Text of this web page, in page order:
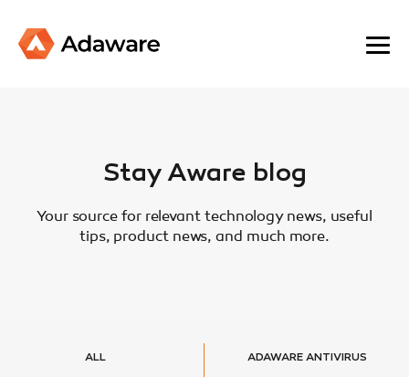
Stay Aware blog
Your source for relevant technology news, useful
tips, product news, and much more.
ALL ADAWARE ANTIVIRUS